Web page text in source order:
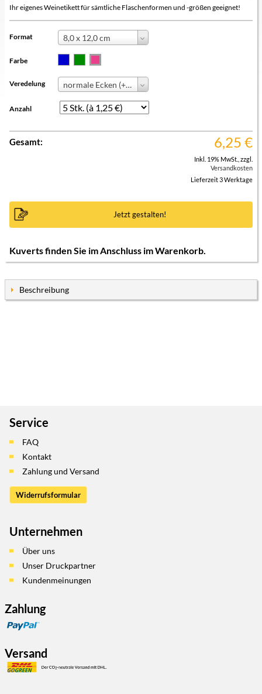
Ihr eigenes Weinetikett für sämtliche Flaschenformen und -größen geeignet!
Format 8,0 x 12,0 cm
Farbe
Veredelung normale Ecken (+ 0,00 €)
Anzahl
Gesamt: 6,25 €
Inkl. 19% MwSt. zzgl.
Versandkosten
Lieferzeit 3 Werktage
Jetzt gestalten!
Kuverts finden Sie im Anschluss im Warenkorb.
Beschreibung
Service
FAQ
Kontakt
Zahlung und Versand
Widerrufsformular
Unternehmen
Über uns
Unser Druckpartner
Kundenmeinungen
Zahlung
Versand